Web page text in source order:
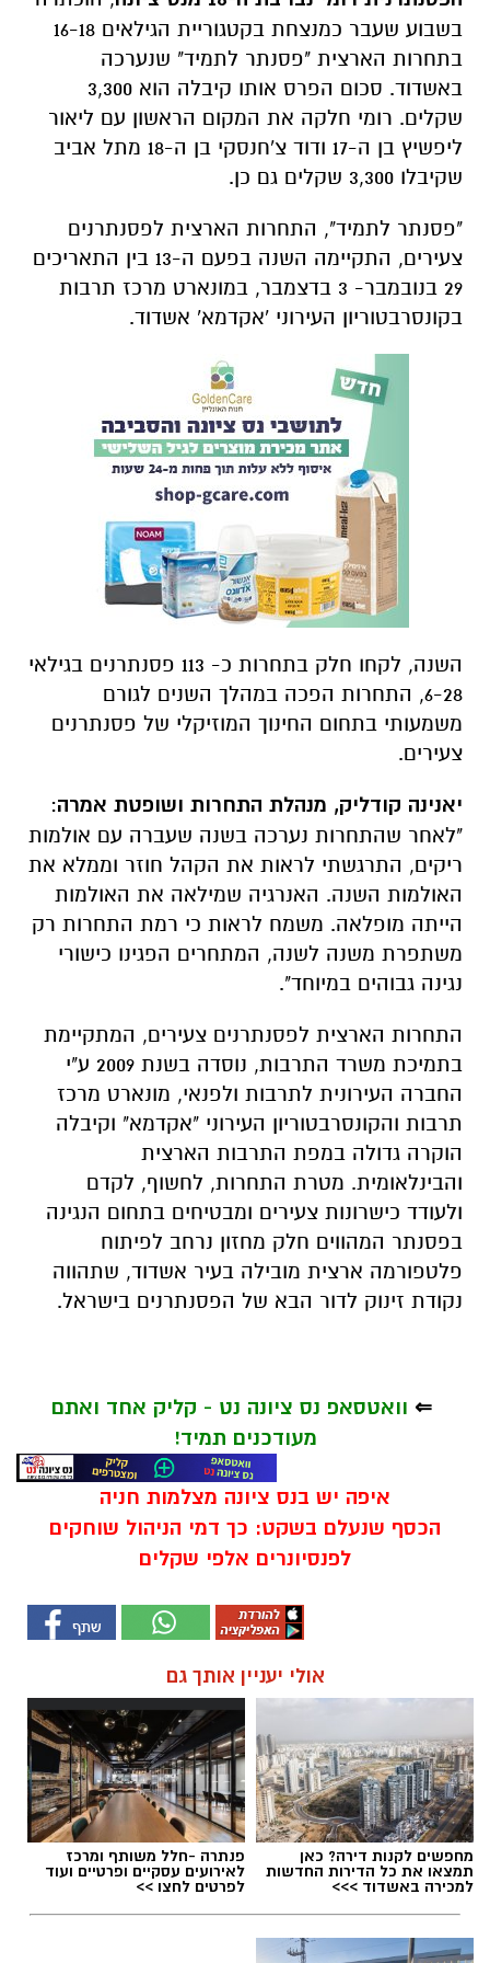
בשבוע שעבר כמנצחת בקטגוריית הגילאים 16-18
בתחרות הארצית "פסנתר לתמיד" שנערכה
באשדוד. סכום הפרס אותו קיבלה הוא 3,300
שקלים. רומי חלקה את המקום הראשון עם ליאור
ליפשיץ בן ה-17 ודוד צ'חנסקי בן ה-18 מתל אביב
שקיבלו 3,300 שקלים גם כן.
"פסנתר לתמיד", התחרות הארצית לפסנתרנים
צעירים, התקיימה השנה בפעם ה-13 בין התאריכים
29 בנובמבר- 3 בדצמבר, במונארט מרכז תרבות
בקונסרבטוריון העירוני 'אקדמא' אשדוד.
השנה, לקחו חלק בתחרות כ- 113 פסנתרנים בגילאי
6-28, התחרות הפכה במהלך השנים לגורם
משמעותי בתחום החינוך המוזיקלי של פסנתרנים
צעירים.
יאנינה קודליק, מנהלת התחרות ושופטת אמרה:
"לאחר שהתחרות נערכה בשנה שעברה עם אולמות
ריקים, התרגשתי לראות את הקהל חוזר וממלא את
האולמות השנה. האנרגיה שמילאה את האולמות
הייתה מופלאה. משמח לראות כי רמת התחרות רק
משתפרת משנה לשנה, המתחרים הפגינו כישורי
נגינה גבוהים במיוחד".
התחרות הארצית לפסנתרנים צעירים, המתקיימת
בתמיכת משרד התרבות, נוסדה בשנת 2009 ע"י
החברה העירונית לתרבות ולפנאי, מונארט מרכז
תרבות והקונסרבטוריון העירוני "אקדמא" וקיבלה
הוקרה גדולה במפת התרבות הארצית
והבינלאומית. מטרת התחרות, לחשוף, לקדם
ולעודד כישרונות צעירים ומבטיחים בתחום הנגינה
בפסנתר המהווים חלק מחזון נרחב לפיתוח
פלטפורמה ארצית מובילה בעיר אשדוד, שתהווה
נקודת זינוק לדור הבא של הפסנתרנים בישראל.
⇐ וואטסאפ נס ציונה נט - קליק אחד ואתם
מעודכנים תמיד!
איפה יש בנס ציונה מצלמות חניה
הכסף שנעלם בשקט: כך דמי הניהול שוחקים
לפנסיונרים אלפי שקלים
אולי יעניין אותך גם
מחפשים לקנות דירה? כאן
תמצאו את כל הדירות החדשות
למכירה באשדוד >>>
פנתרה -חלל משותף ומרכז
לאירועים עסקיים ופרטיים ועוד
לפרטים לחצו >>